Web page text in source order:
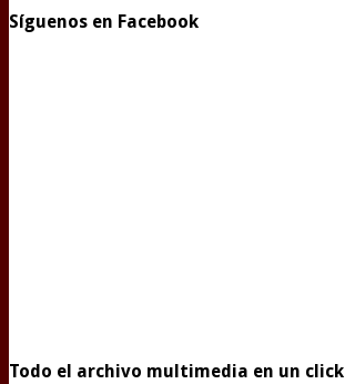
Síguenos en Facebook
Todo el archivo multimedia en un click